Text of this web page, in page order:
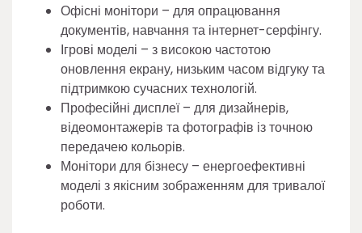
Офісні монітори – для опрацювання
документів, навчання та інтернет-серфінгу.
Ігрові моделі – з високою частотою
оновлення екрану, низьким часом відгуку та
підтримкою сучасних технологій.
Професійні дисплеї – для дизайнерів,
відеомонтажерів та фотографів із точною
передачею кольорів.
Монітори для бізнесу – енергоефективні
моделі з якісним зображенням для тривалої
роботи.